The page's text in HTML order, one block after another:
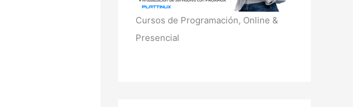
Cursos de Programación, Online &
Presencial